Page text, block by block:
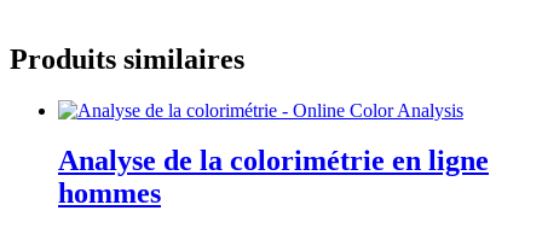
Produits similaires
Analyse de la colorimétrie en ligne
hommes